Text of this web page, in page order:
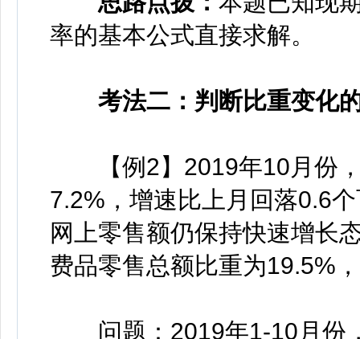
率的基本公式直接求解。
考法二：判断比重变化
【例2】2019年10月份，
7.2%，增速比上月回落0.6
网上零售额仍保持快速增长
费品零售总额比重为19.5%
问题：2019年1-10月份